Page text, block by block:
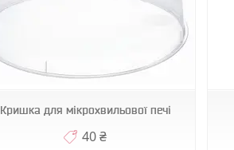
Кришка для мікрохвильової печі
40 ₴